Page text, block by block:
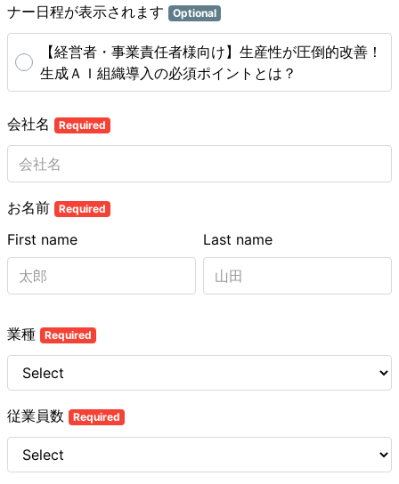
ナー日程が表示されます
Optional
【経営者・事業責任者様向け】生産性が圧倒的改善！
生成ＡＩ組織導入の必須ポイントとは？
会社名 Required
お名前 Required
Last name
First name
業種 Required
従業員数 Required